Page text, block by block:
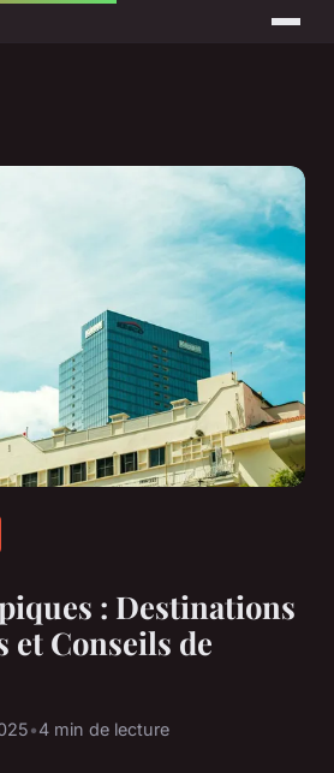
: Destinations
Conseils de
•4 min de lecture